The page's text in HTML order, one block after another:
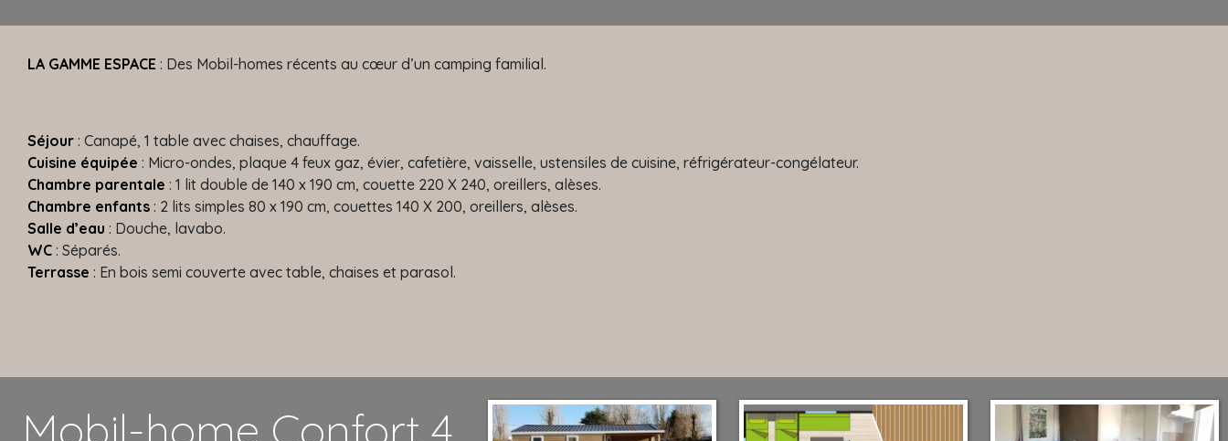
LA GAMME ESPACE : Des Mobil-homes récents au cœur d’un camping familial.
Séjour : Canapé, 1 table avec chaises, chauffage.
Cuisine équipée : Micro-ondes, plaque 4 feux gaz, évier, cafetière, vaisselle, ustensiles de cuisine, réfrigérateur-congélateur.
Chambre parentale : 1 lit double de 140 x 190 cm, couette 220 X 240, oreillers, alèses.
Chambre enfants : 2 lits simples 80 x 190 cm, couettes 140 X 200, oreillers, alèses.
Salle d’eau : Douche, lavabo.
WC : Séparés.
Terrasse : En bois semi couverte avec table, chaises et parasol.
Mobil-home Confort 4